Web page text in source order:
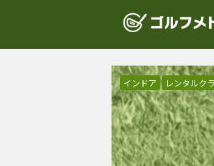
インドア レンタルク